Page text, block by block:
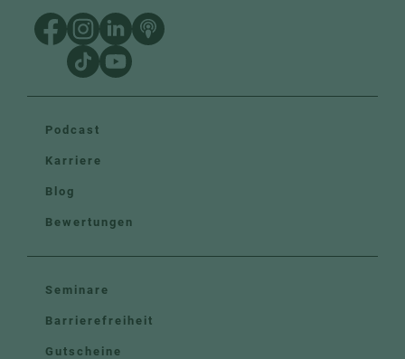
Podcast
Karriere
Blog
Bewertungen
Seminare
Barrierefreiheit
Gutscheine